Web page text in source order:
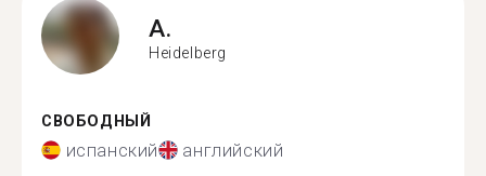
A.
Heidelberg
СВОБОДНЫЙ
испанский английский